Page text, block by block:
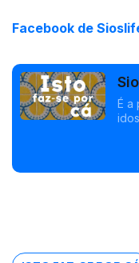
Facebook de
É a
e